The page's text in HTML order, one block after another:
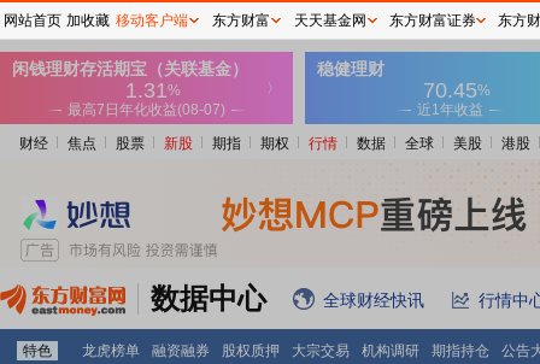
财经 焦点 股票 新股 期指 期权 行情 数据 全球 美股 港股
数据中心 全球财经快讯 行情中
特色 龙虎榜单 融资融券 股权质押 大宗交易 机构调研 期指持仓
公告
网站首页 加收藏 移动客户端 东方财富 天天基金网 东方财富证券 东方